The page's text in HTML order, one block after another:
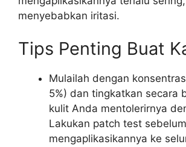
menyebabkan iritasi.
Tips Penting Buat
Mulailah dengan
5%) dan tingkatkan secara
kulit Anda mentolerirnya
Lakukan patch test sebelum
mengaplikasikannya ke